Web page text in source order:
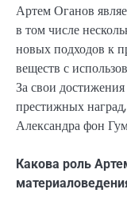
Артем Оганов
в том числе
новых подходов к
веществ с
За свои
престижных
Александра фон
Какова роль